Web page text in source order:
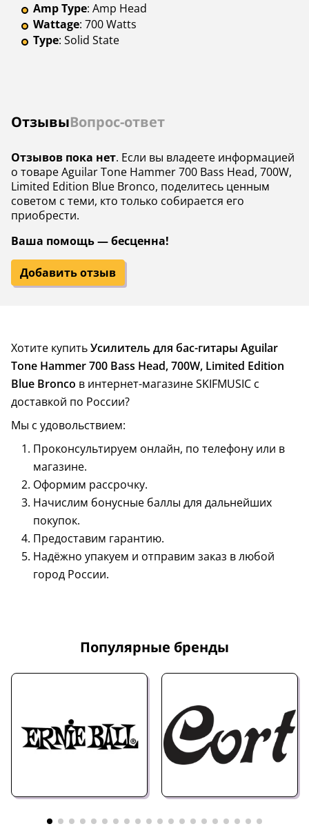
Amp Type: Amp Head
Wattage: 700 Watts
Type: Solid State
ОтзывыВопрос-ответ
Отзывов пока нет. Если вы владеете информацией
о товаре Aguilar Tone Hammer 700 Bass Head, 700W,
Limited Edition Blue Bronco, поделитесь ценным
советом с теми, кто только собирается его
приобрести.
Ваша помощь — бесценна!
Добавить отзыв
Хотите купитьУсилитель для бас-гитары Aguilar
Tone Hammer 700 Bass Head, 700W, Limited Edition
Blue Bronco в интернет-магазине SKIFMUSIC с
доставкой по России?
Мы с удовольствием:
Проконсультируем онлайн, по телефону или в
магазине.
Оформим рассрочку.
Начислим бонусные баллы для дальнейших
покупок.
Предоставим гарантию.
Надёжно упакуем и отправим заказ в любой
город России.
Популярные бренды